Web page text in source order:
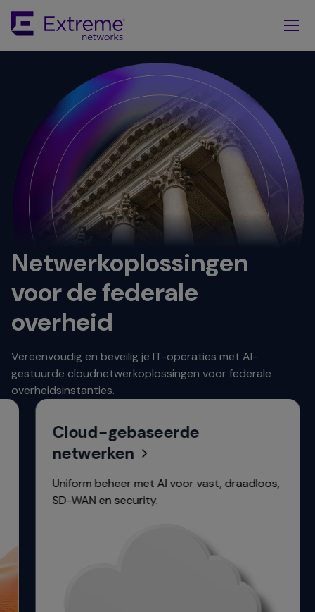
Main
Content
Netwerkoplossingen
voor de federale
overheid
Vereenvoudig en beveilig je IT-operaties met AI-
gestuurde cloudnetwerkoplossingen voor federale
overheidsinstanties.
Cloud-gebaseerde
netwerken
Uniform beheer met AI voor vast, draadloos,
SD-WAN en security.